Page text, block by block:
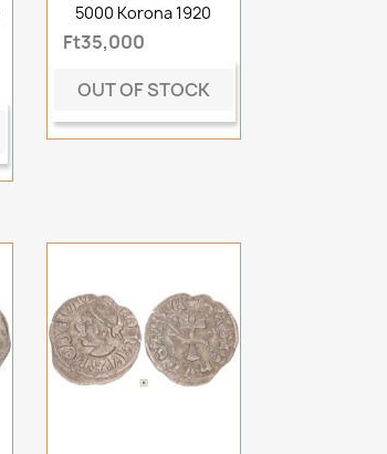
5000 Korona 1920
Ft35,000
OUT OF STOCK